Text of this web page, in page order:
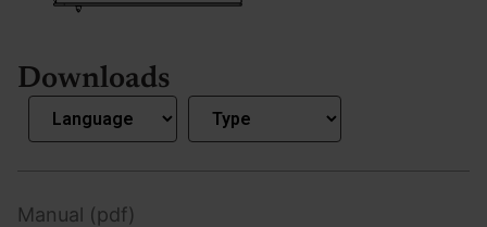
Downloads
Manual (pdf)